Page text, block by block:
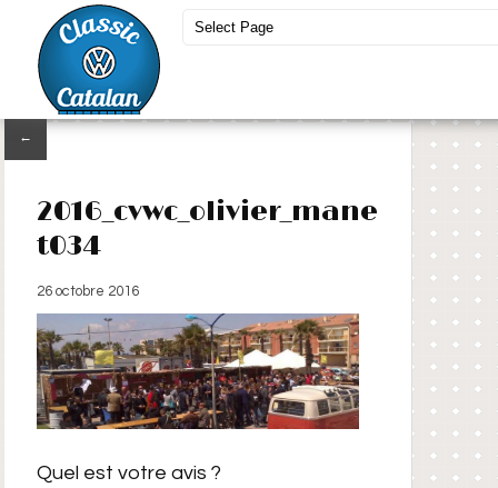
←
2016_cvwc_olivier_mane
t034
26 octobre 2016
Quel est votre avis ?